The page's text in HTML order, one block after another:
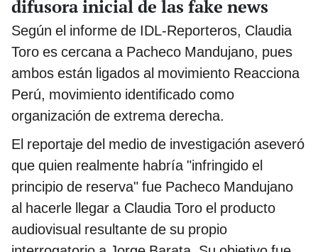
difusora inicial de las fake news
Según el informe de IDL-Reporteros, Claudia
Toro es cercana a Pacheco Mandujano, pues
ambos están ligados al movimiento Reacciona
Perú, movimiento identificado como
organización de extrema derecha.
El reportaje del medio de investigación aseveró
que quien realmente habría "infringido el
principio de reserva" fue Pacheco Mandujano
al hacerle llegar a Claudia Toro el producto
audiovisual resultante de su propio